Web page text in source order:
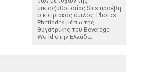
μικροζυθοποιίας Siris προέβη
ο κυπριακός όμιλος, Photos
Photiades μέσω της
θυγατρικής του Beverage
World στην Ελλάδα.